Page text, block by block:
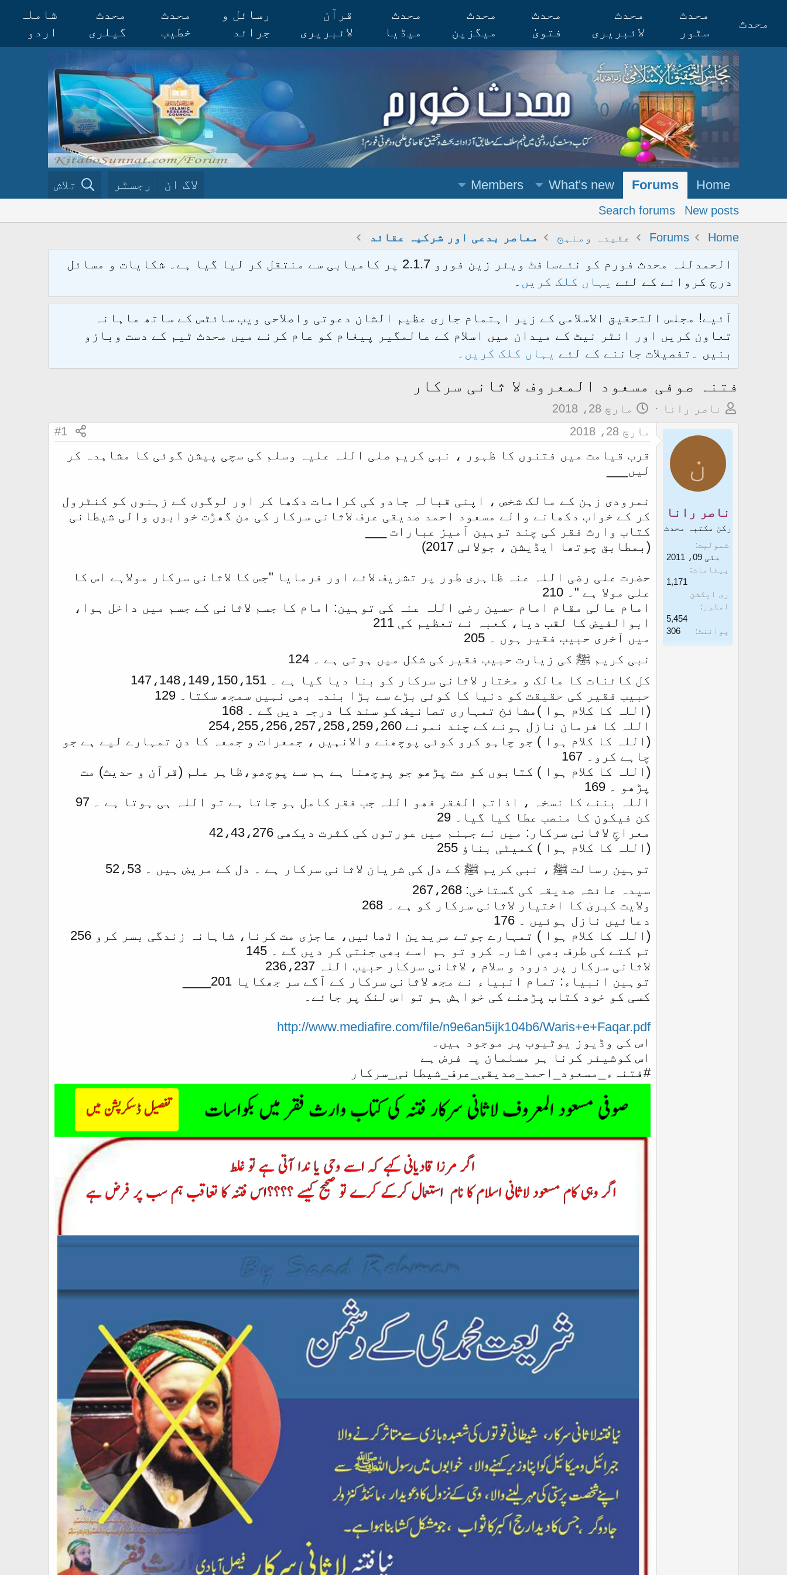
محدث
محدث
سٹور
محدث
لائبریری
محدث
فتویٰ
محدث
میگزین
محدث
میڈیا
قرآن
لائبریری
رسائل و
جرائد
محدث
خطیب
محدث
گیلری
شاملہ
اردو
Home
Forums
What's new
Members لاگ ان رجسٹر تلاش
New posts
Search forums
Home
Forums عقیدہ ومنہج معاصر بدعی اور شرکیہ عقائد
الحمدللہ محدث فورم کو نئےسافٹ ویئر زین فورو 2.1.7 پر کامیابی سے منتقل کر لیا گیا ہے۔ شکایات و مسائل
درج کروانے کے لئے یہاں کلک کریں ۔
آئیے! مجلس التحقیق الاسلامی کے زیر اہتمام جاری عظیم الشان دعوتی واصلاحی ویب سائٹس کے ساتھ ماہانہ
تعاون کریں اور انٹر نیٹ کے میدان میں اسلام کے عالمگیر پیغام کو عام کرنے میں محدث ٹیم کے دست وبازو
بنیں ۔تفصیلات جاننے کے لئے یہاں کلک کریں۔
فتنہ صوفی مسعود المعروف لا ثانی سرکار
م
ض
ک
ا
ا
ز
ر
ے
ناصر رانا
ت
ا
ر
ی
خ
غ
ا
ز
مارچ 28، 2018
ن
ناصر رانا
رکن مکتبہ محدث
شمولیت
مئی 09، 2011
پیغامات
1,171
ری ایکشن
اسکور
5,454
پوائنٹ
306
مارچ 28، 2018 #1
قرب قیامت میں فتنوں کا ظہور ، نبی کریم صلی اللہ علیہ وسلم کی سچی پیشن گوئی کا مشاہدہ کر
لیں___
نمرودی زہن کے مالک شخص ، اپنی قبالہ جادو کی کرامات دکھا کر اور لوگوں کے زہنوں کو کنٹرول
کر کے خواب دکھانے والے مسعود احمد صدیقی عرف لاثانی سرکار کی من گھڑت خوابوں والی شیطانی
کتاب وارث فقر کی چند توہین آمیز عبارات ___
(بمطابق چوتھا ایڈیشن ، جولائی 2017)
حضرت علی رضی اللہ عنہ ظاہری طور پر تشریف لائے اور فرمایا "جس کا لاثانی سرکار مولاہے اس کا
علی مولا ہے "۔ 210
امام عالی مقام امام حسین رضی اللہ عنہ کی توہین: امام کا جسم لاثانی کے جسم میں داخل ہوا،
ابوالفیض کا لقب دیا، کعبہ نے تعظیم کی 211
میں آخری حبیب فقیر ہوں ۔ 205
نبی کریم ﷺ کی زیارت حبیب فقیر کی شکل میں ہوتی ہے ۔ 124
کل کائنات کا مالک و مختار لاثانی سرکار کو بنا دیا گیا ہے ۔ 147،148،149،150،151
حبیب فقیر کی حقیقت کو دنیا کا کوئی بڑے سے بڑا بندہ بھی نہیں سمجھ سکتا۔ 129
(اللہ کا کلام ہوا )مشائخ تمہاری تصانیف کو سند کا درجہ دیں گے ۔ 168
اللہ کا فرمان نازل ہونے کے چند نمونے 254،255،256،257،258،259،260
(اللہ کا کلام ہوا ) جو چاہو کرو کوئی پوچھنے والانہیں ، جمعرات و جمعہ کا دن تمہارے لیے ہے جو
چاہے کرو۔ 167
(اللہ کا کلام ہوا ) کتابوں کو مت پڑھو جو پوچھنا ہے ہم سے پوچھو،ظاہر علم (قرآن و حدیث) مت
پڑھو ۔ 169
اللہ بننے کا نسخہ ، اذاتم الفقر فھو اللہ جب فقر کامل ہو جاتا ہے تو اللہ ہی ہوتا ہے ۔ 97
کن فیکون کا منصب عطا کیا گیا۔ 29
معراجِ لاثانی سرکار: میں نے جہنم میں عورتوں کی کثرت دیکھی 42،43،276
(اللہ کا کلام ہوا ) کمیٹی بناؤ 255
توہین رسالت ﷺ ، نبی کریم ﷺ کے دل کی شریان لاثانی سرکار ہے ۔ دل کے مریض ہیں ۔ 52،53
سیدہ عائشہ صدیقہ کی گستاخی: 267،268
ولایت کبریٰ کا اختیار لاثانی سرکار کو ہے ۔ 268
دعائیں نازل ہوئیں ۔ 176
(اللہ کا کلام ہوا ) تمہارے جوتے مریدین اٹھائیں، عاجزی مت کرنا، شاہانہ زندگی بسر کرو 256
تم کتے کی طرف بھی اشارہ کرو تو ہم اسے بھی جنتی کر دیں گے ۔ 145
لاثانی سرکار پر درود و سلام ، لاثانی سرکار حبیب اللہ 236،237
توہین انبیاء: تمام انبیاء نے مجھ لاثانی سرکار کے آگے سر جھکایا 201____
کسی کو خود کتاب پڑھنے کی خواہش ہو تو اس لنک پر جائے۔
http://www.mediafire.com/file/n9e6an5ijk104b6/Waris+e+Faqar.pdf
اس کی وڈیوز یوٹیوب پر موجود ہیں۔
اس کوشیئر کرنا ہر مسلمان پہ فرض ہے
#فتنہء_مسعود_احمد_صدیقی_عرف_شیطانی_سرکار